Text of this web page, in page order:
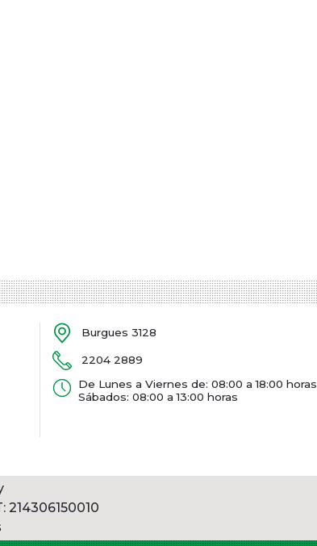
Burgues 3128
2204 2889
De Lunes a Viernes de: 08:00 a 18:00 horas
Sábados: 08:00 a 13:00 horas
214306150010